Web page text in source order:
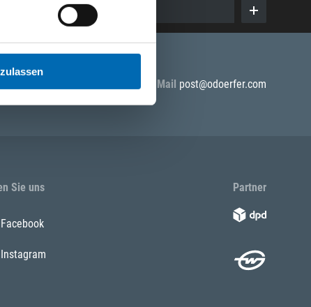
E-Mail eingeben
E-Mail post@odoerfer.com
Sie uns
Facebook
Instagram
Partner